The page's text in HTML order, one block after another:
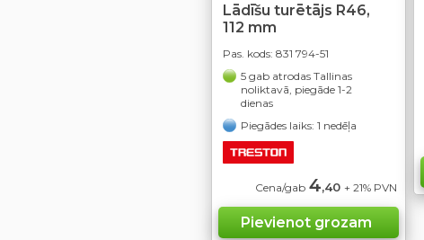
Lādīšu turētājs R46,
112 mm
Pas. kods: 831 794-51
5 gab atrodas Tallinas
noliktavā, piegāde 1-2
dienas
Piegādes laiks: 1 nedēļa
Cena/gab 4,40 + 21% PVN